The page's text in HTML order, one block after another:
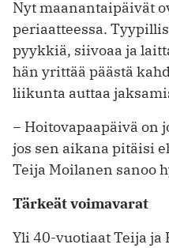
Nyt maanantaipäivät
periaatteessa.
pyykkiä, siivoaa ja
hän yrittää päästä
liikunta auttaa
− Hoitovapaapäivä on
jos sen aikana pitäisi
Teija Moilanen sanoo
Tärkeät voimavarat
Yli 40-vuotiaat Teija ja